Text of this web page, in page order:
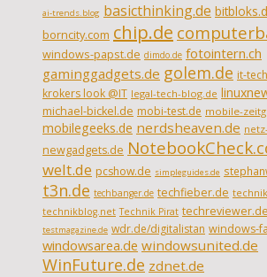
ai-trends.blog basicthinking.de
borncity.com chip.de
windows-papst.de dimdo.de fotointern.ch
gaminggadgets.de golem.de it-
krokers look @IT legal-tech-blog.de
michael-bickel.de mobi-test.de mobile-
mobilegeeks.de nerdsheaven.de
newgadgets.de
welt.de pcshow.de simpleguides.de
t3n.de techbanger.de techfieber.de
technikblog.net Technik Pirat techreviewer.de
testmagazine.de wdr.de/digitalistan windows-
windowsarea.de windowsunited.de
WinFuture.de zdnet.de